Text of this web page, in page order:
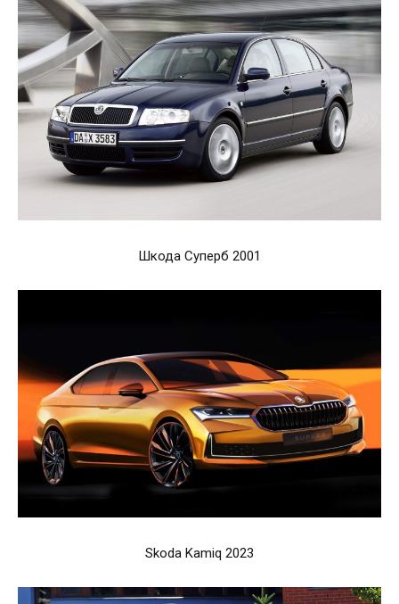
Шкода Суперб 2001
Skoda Kamiq 2023